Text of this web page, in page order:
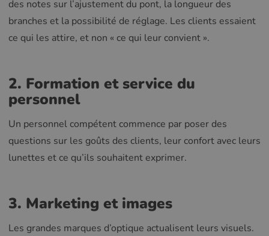
des notes sur l’ajustement du pont, la longueur des
branches et la possibilité de réglage. Les clients essaient
ce qui les attire, et non « ce qui leur convient ».
2. Formation et service du
personnel
Un personnel compétent commence par poser des
questions sur les goûts des clients, leur confort avec leurs
lunettes et ce qu’ils souhaitent exprimer.
3. Marketing et images
Les grandes marques d’optique actualisent leurs visuels.